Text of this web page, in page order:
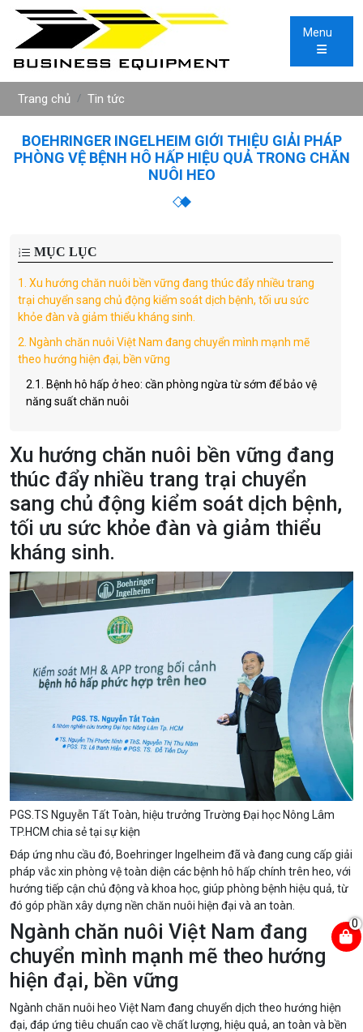
Menu
Trang chủ Tin tức
BOEHRINGER INGELHEIM GIỚI THIỆU GIẢI PHÁP
PHÒNG VỆ BỆNH HÔ HẤP HIỆU QUẢ TRONG CHĂN
NUÔI HEO
MỤC LỤC
1. Xu hướng chăn nuôi bền vững đang thúc đẩy nhiều trang
trại chuyển sang chủ động kiểm soát dịch bệnh, tối ưu sức
khỏe đàn và giảm thiểu kháng sinh.
2. Ngành chăn nuôi Việt Nam đang chuyển mình mạnh mẽ
theo hướng hiện đại, bền vững
2.1.
Bệnh hô hấp ở heo: cần phòng ngừa từ sớm để bảo vệ
năng suất chăn nuôi
Xu hướng chăn nuôi bền vững đang
thúc đẩy nhiều trang trại chuyển
sang chủ động kiểm soát dịch bệnh,
tối ưu sức khỏe đàn và giảm thiểu
kháng sinh.
PGS.TS Nguyễn Tất Toàn, hiệu trưởng Trường Đại học Nông Lâm
TP.HCM chia sẻ tại sự kiện
Đáp ứng nhu cầu đó, Boehringer Ingelheim đã và đang cung cấp giải
pháp vắc xin phòng vệ toàn diện các bệnh hô hấp chính trên heo, với
hướng tiếp cận chủ động và khoa học, giúp phòng bệnh hiệu quả, từ
đó góp phần xây dựng nền chăn nuôi hiện đại và an toàn.
Ngành chăn nuôi Việt Nam đang
chuyển mình mạnh mẽ theo hướng
hiện đại, bền vững
Ngành chăn nuôi heo Việt Nam đang chuyển dịch theo hướng hiện
đại, đáp ứng tiêu chuẩn cao về chất lượng, hiệu quả, an toàn và bền
0